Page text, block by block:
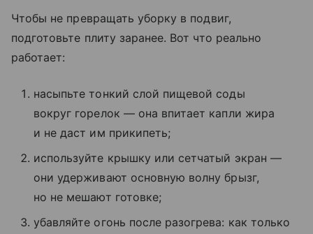
Чтобы не превращать уборку в подвиг,
подготовьте плиту заранее. Вот что реально
работает:
насыпьте тонкий слой пищевой соды
вокруг горелок — она впитает капли жира
и не даст им прикипеть;
используйте крышку или сетчатый экран —
они удерживают основную волну брызг,
но не мешают готовке;
убавляйте огонь после разогрева: как только